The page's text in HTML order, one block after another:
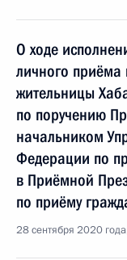
О ходе
личного
жительницы
по поручению
начальником
Федерации по
в Приёмной
по приёму
28 сентября 2020